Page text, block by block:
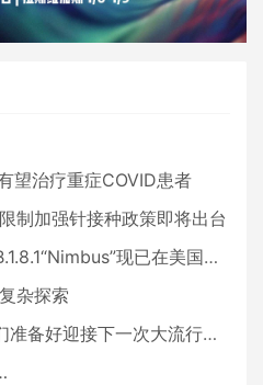
望治疗重症COVID患者
制加强针接种政策即将出台
现已在美国占据主导地位
杂探索
好迎接下一次大流行了吗？